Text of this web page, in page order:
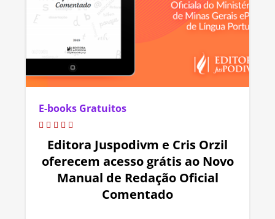
E-books Gratuitos
Editora Juspodivm e Cris Orzil
oferecem acesso grátis ao Novo
Manual de Redação Oficial
Comentado